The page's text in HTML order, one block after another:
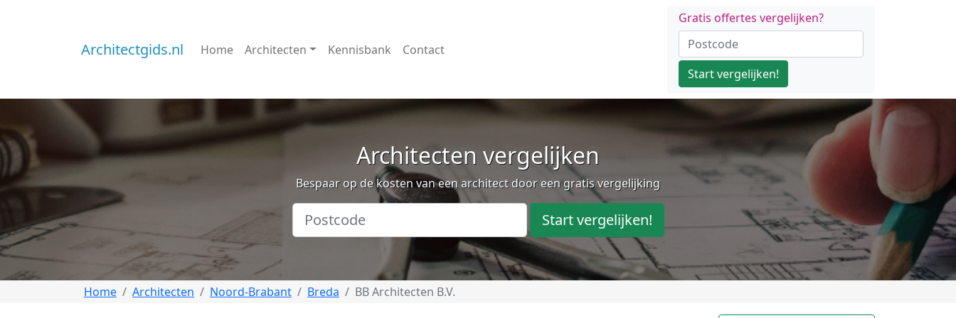
Architectgids.nl Home Architecten Kennisbank Contact
Gratis offertes vergelijken?
Start vergelijken!
Architecten vergelijken
Bespaar op de kosten van een architect door een gratis vergelijking
Start vergelijken!
Home Architecten Noord-Brabant Breda BB Architecten B.V.